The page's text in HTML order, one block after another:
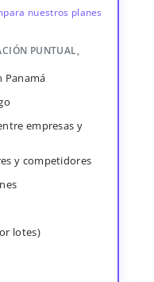
nuestros planes
PUNTUAL,
Panamá
empresas y
y competidores
lotes)